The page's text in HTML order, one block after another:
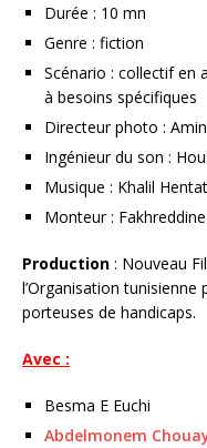
Durée : 10 mn
Genre : fiction
Scénario : collectif en
à besoins spécifiques
Directeur photo :
Ingénieur du son :
Musique : Khalil
Monteur :
Production : Nouveau
l’Organisation
porteuses de handicaps.
Avec :
Besma E Euchi
Abdelmonem